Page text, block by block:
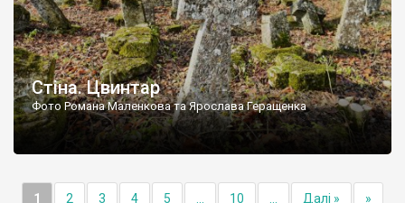
Стіна. Цвинтар
Фото Романа Маленкова та Ярослава Геращенка
1 2 3 4 5 10 Далі » »